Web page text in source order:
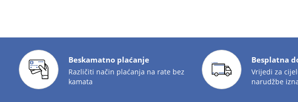
Beskamatno plaćanje
Različiti način plaćanja na rate bez
kamata
Besplatna
Vrijedi za
narudžbe